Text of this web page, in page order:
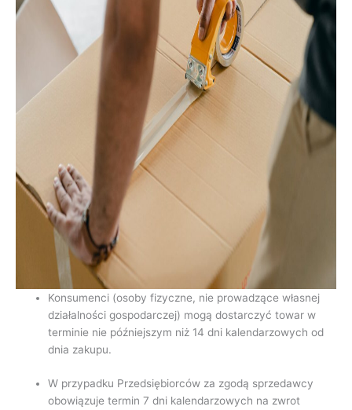
Konsumenci (osoby fizyczne, nie prowadzące własnej
działalności gospodarczej) mogą dostarczyć towar w
terminie nie późniejszym niż 14 dni kalendarzowych od
dnia zakupu.
W przypadku Przedsiębiorców za zgodą sprzedawcy
obowiązuje termin 7 dni kalendarzowych na zwrot